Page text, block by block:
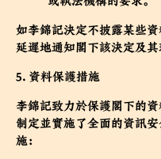
如李錦記決定不披露某些
延遲地通知閣下該決定及其
5. 資料保護措施
李錦記致力於保護閣下的
制定並實施了全面的資訊
施：